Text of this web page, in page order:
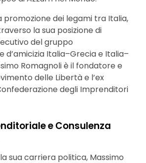
promozione dei legami tra Italia,
la sua posizione di
del gruppo
Italia–Grecia e Italia–
Romagnoli è il fondatore e
delle Libertà e l’ex
degli Imprenditori
e Consulenza
sua carriera politica, Massimo